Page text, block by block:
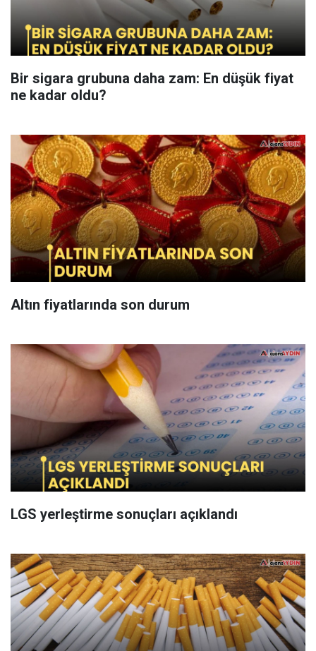
Bir sigara grubuna daha zam: En düşük fiyat
ne kadar oldu?
Altın fiyatlarında son durum
LGS yerleştirme sonuçları açıklandı